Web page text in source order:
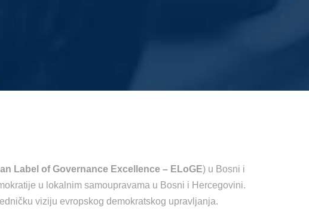
Label of Governance Excellence – ELoGE) u Bosni i
u lokalnim samoupravama u Bosni i Hercegovini.
viziju evropskog demokratskog upravljanja.